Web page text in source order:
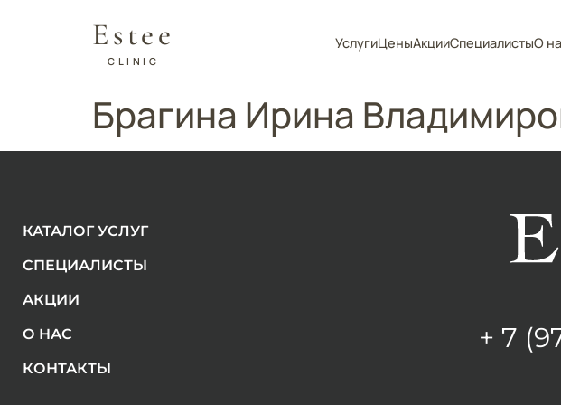
Estee
CLINIC
УслугиЦеныАкцииСпециалистыО
Брагина Ирина
КАТАЛОГ УСЛУГ
СПЕЦИАЛИСТЫ
АКЦИИ
О НАС
КОНТАКТЫ
+ 7